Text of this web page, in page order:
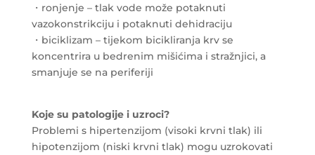
・ronjenje – tlak vode može potaknuti
vazokonstrikciju i potaknuti dehidraciju
・biciklizam – tijekom bicikliranja krv se
koncentrira u bedrenim mišićima i stražnjici, a
smanjuje se na periferiji
Koje su patologije i uzroci?
Problemi s hipertenzijom (visoki krvni tlak) ili
hipotenzijom (niski krvni tlak) mogu uzrokovati